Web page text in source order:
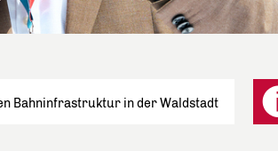
Bahninfrastruktur in der Waldstadt